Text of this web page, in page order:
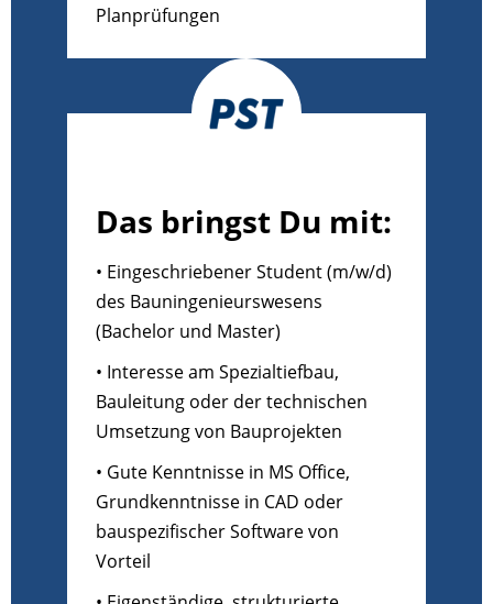
Planprüfungen
Das bringst Du mit:
• Eingeschriebener Student (m/w/d)
des Bauningenieurswesens
(Bachelor und Master)
• Interesse am Spezialtiefbau,
Bauleitung oder der technischen
Umsetzung von Bauprojekten
• Gute Kenntnisse in MS Office,
Grundkenntnisse in CAD oder
bauspezifischer Software von
Vorteil